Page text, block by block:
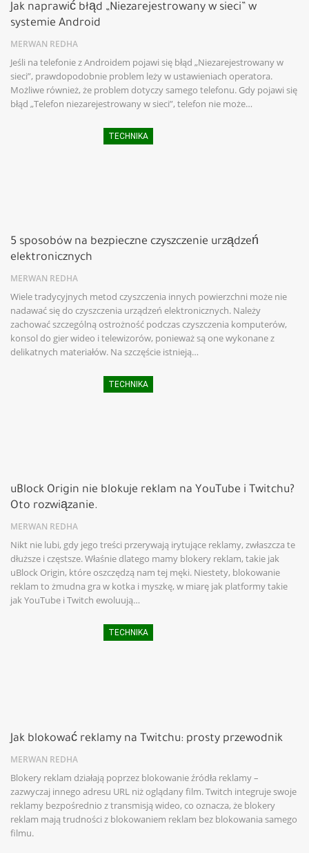
Jak naprawić błąd „Niezarejestrowany w sieci” w
systemie Android
MERWAN REDHA
Jeśli na telefonie z Androidem pojawi się błąd „Niezarejestrowany w
sieci”, prawdopodobnie problem leży w ustawieniach operatora.
Możliwe również, że problem dotyczy samego telefonu. Gdy pojawi się
błąd „Telefon niezarejestrowany w sieci”, telefon nie może…
TECHNIKA
5 sposobów na bezpieczne czyszczenie urządzeń
elektronicznych
MERWAN REDHA
Wiele tradycyjnych metod czyszczenia innych powierzchni może nie
nadawać się do czyszczenia urządzeń elektronicznych. Należy
zachować szczególną ostrożność podczas czyszczenia komputerów,
konsol do gier wideo i telewizorów, ponieważ są one wykonane z
delikatnych materiałów. Na szczęście istnieją…
TECHNIKA
uBlock Origin nie blokuje reklam na YouTube i Twitchu?
Oto rozwiązanie.
MERWAN REDHA
Nikt nie lubi, gdy jego treści przerywają irytujące reklamy, zwłaszcza te
dłuższe i częstsze. Właśnie dlatego mamy blokery reklam, takie jak
uBlock Origin, które oszczędzą nam tej męki. Niestety, blokowanie
reklam to żmudna gra w kotka i myszkę, w miarę jak platformy takie
jak YouTube i Twitch ewoluują…
TECHNIKA
Jak blokować reklamy na Twitchu: prosty przewodnik
MERWAN REDHA
Blokery reklam działają poprzez blokowanie źródła reklamy –
zazwyczaj innego adresu URL niż oglądany film. Twitch integruje swoje
reklamy bezpośrednio z transmisją wideo, co oznacza, że ​​blokery
reklam mają trudności z blokowaniem reklam bez blokowania samego
filmu.